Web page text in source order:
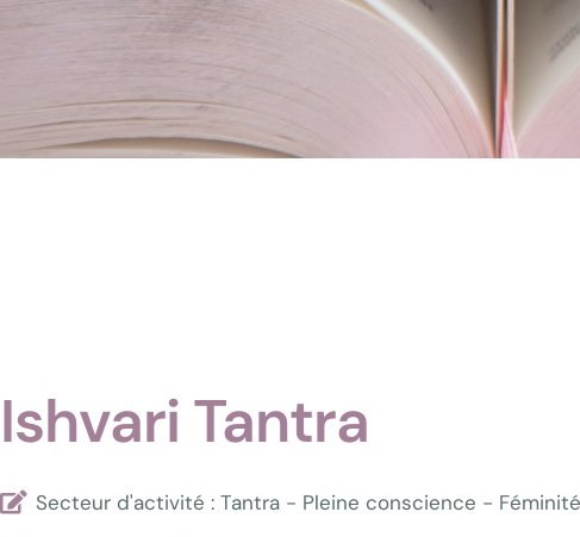
Ishvari Tantra
Secteur d'activité : Tantra - Pleine conscience -